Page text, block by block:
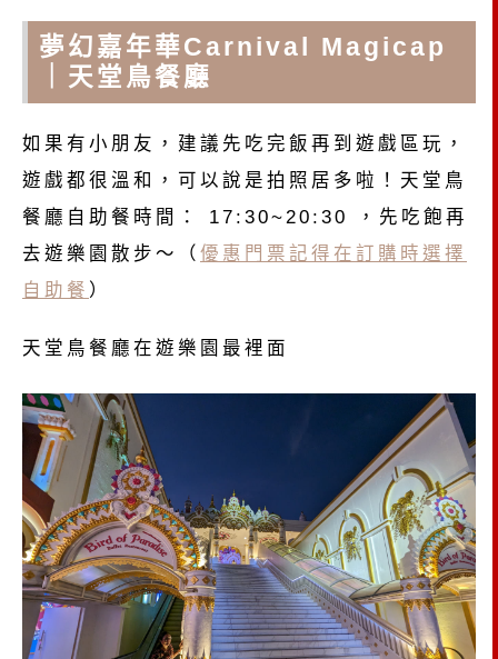
夢幻嘉年華Carnival Magicap
｜天堂鳥餐廳
如果有小朋友，建議先吃完飯再到遊戲區玩，
遊戲都很溫和，可以說是拍照居多啦！天堂鳥
餐廳自助餐時間： 17:30~20:30 ，先吃飽再
去遊樂園散步～（ 優惠門票記得在訂購時選擇
自助餐 ）
天堂鳥餐廳在遊樂園最裡面